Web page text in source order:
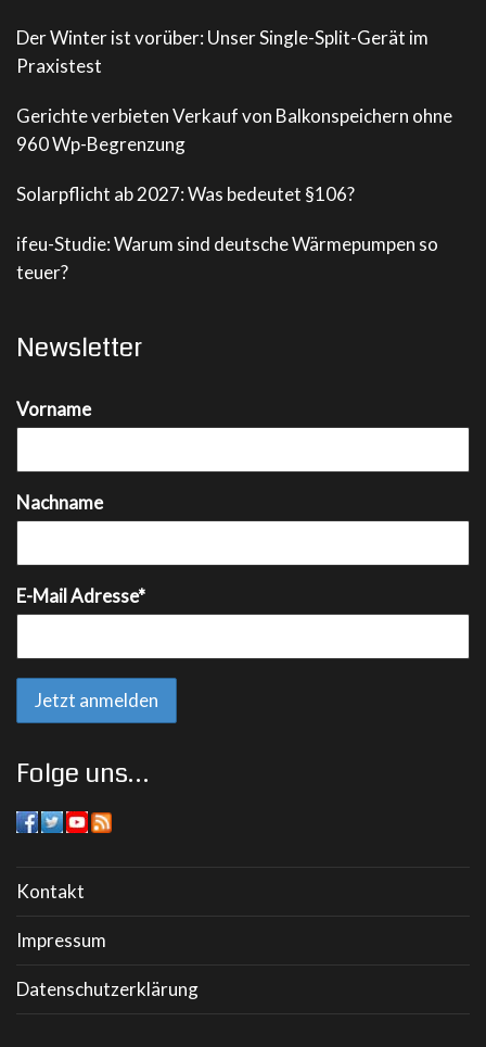
Der Winter ist vorüber: Unser Single-Split-Gerät im
Praxistest
Gerichte verbieten Verkauf von Balkonspeichern ohne
960 Wp-Begrenzung
Solarpflicht ab 2027: Was bedeutet §106?
ifeu-Studie: Warum sind deutsche Wärmepumpen so
teuer?
Newsletter
Vorname
Nachname
E-Mail Adresse*
Folge uns…
Kontakt
Impressum
Datenschutzerklärung